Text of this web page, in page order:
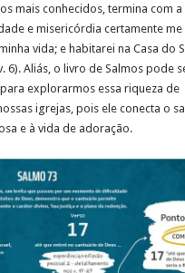
mais conhecidos, termina com
e misericórdia certamente
vida; e habitarei na Casa do
6). Aliás, o livro de Salmos pode
explorarmos essa riqueza de
igrejas, pois ele conecta o
e à vida de adoração.